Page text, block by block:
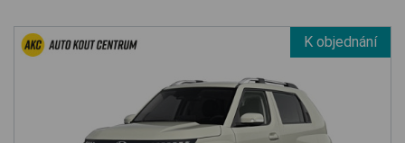
K objednání